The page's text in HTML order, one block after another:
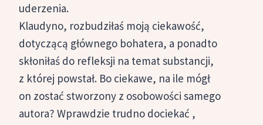
uderzenia.
Klaudyno, rozbudziłaś moją ciekawość,
dotyczącą głównego bohatera, a ponadto
skłoniłaś do refleksji na temat substancji,
z której powstał. Bo ciekawe, na ile mógł
on zostać stworzony z osobowości samego
autora? Wprawdzie trudno dociekać ,